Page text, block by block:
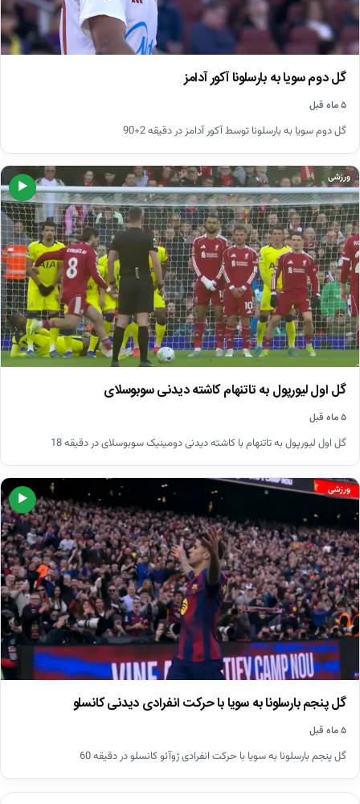
گل دوم سویا به بارسلونا آکور آدامز
۵ ماه قبل
گل دوم سویا به بارسلونا توسط آکور آدامز در دقیقه 2+90
▶
ورزشی
گل اول لیورپول به تاتنهام کاشته دیدنی سوبوسلای
۵ ماه قبل
گل اول لیورپول به تاتنهام با کاشته دیدنی دومینیک سوبوسلای در دقیقه 18
▶
ورزشی
گل پنجم بارسلونا به سویا با حرکت انفرادی دیدنی کانسلو
۵ ماه قبل
گل پنجم بارسلونا به سویا با حرکت انفرادی ژوآئو کانسلو در دقیقه 60